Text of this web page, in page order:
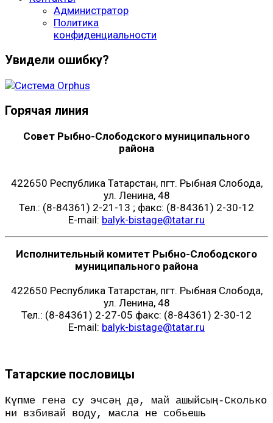
Администратор
Политика
конфиденциальности
Увидели ошибку?
Горячая линия
Совет Рыбно-Слободского муниципального
района
422650 Республика Татарстан, пгт. Рыбная Слобода,
ул. Ленина, 48
Тел.: (8-84361) 2-21-13 ; факс: (8-84361) 2-30-12
E-mail: balyk-bistage@tatar.ru
Исполнительный комитет Рыбно-Слободского
муниципального района
422650 Республика Татарстан, пгт. Рыбная Слобода,
ул. Ленина, 48
Тел.: (8-84361) 2-27-05 факс: (8-84361) 2-30-12
E-mail: balyk-bistage@tatar.ru
Татарские пословицы
Күпме генә су эчсәң дә, май ашыйсың-Сколько
ни взбивай воду, масла не собьешь